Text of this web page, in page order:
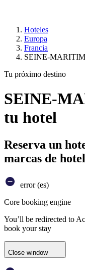
Hoteles
Europa
Francia
SEINE-
Tu próximo destino
SEINE-
tu hotel
Reserva un
marcas de
error (es)
Core booking engine
You’ll be redirected to
book your stay
Close window